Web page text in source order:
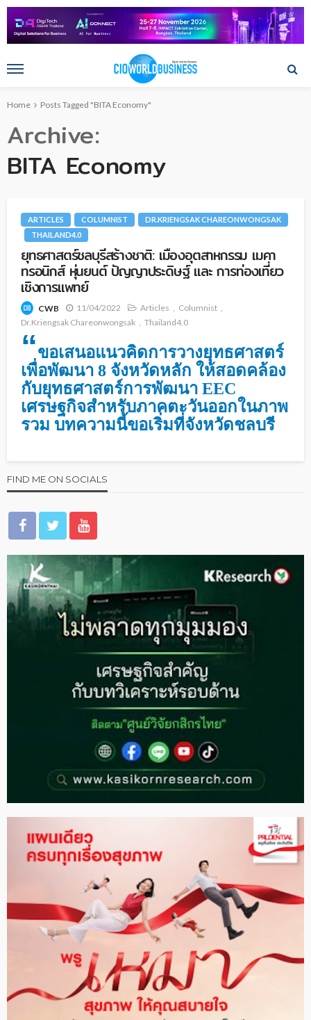
Home Posts Tagged "BITA Economy"
Archive
BITA Economy
ARTICLES COLUMNIST
DR.KRIENGSAK CHAREONWONGSAK
THAILAND4.0
ยุทธศาสตร์ชลบุรีสร้างชาติ: เมืองอุตสาหกรรม เมคา
ทรอนิกส์ หุ่นยนต์ ปัญญาประดิษฐ์ และ การท่องเที่ยว
เชิงการแพทย์
CWB 11/04/2022 Articles
Columnist
Dr.Kriengsak Chareonwongsak
Thailand4.0
“ขอเสนอแนวคิดการวางยุทธศาสตร์
เพื่อพัฒนา 8 จังหวัดหลัก ให้สอดคล้อง
กับยุทธศาสตร์การพัฒนา EEC
เศรษฐกิจสำหรับภาคตะวันออกในภาพ
รวม บทความนี้ขอเริ่มที่จังหวัดชลบรี
FIND ME ON SOCIALS